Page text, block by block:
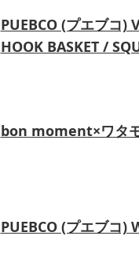
PUEBCO (プエブコ)
HOOK BASKET /
bon moment×ワタ
PUEBCO (プエブコ)